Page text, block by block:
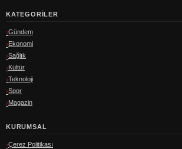
KATEGORILER
Gündem
Ekonomi
Sağlık
Kültür
Teknoloji
Spor
Magazin
KURUMSAL
Çerez Politikası